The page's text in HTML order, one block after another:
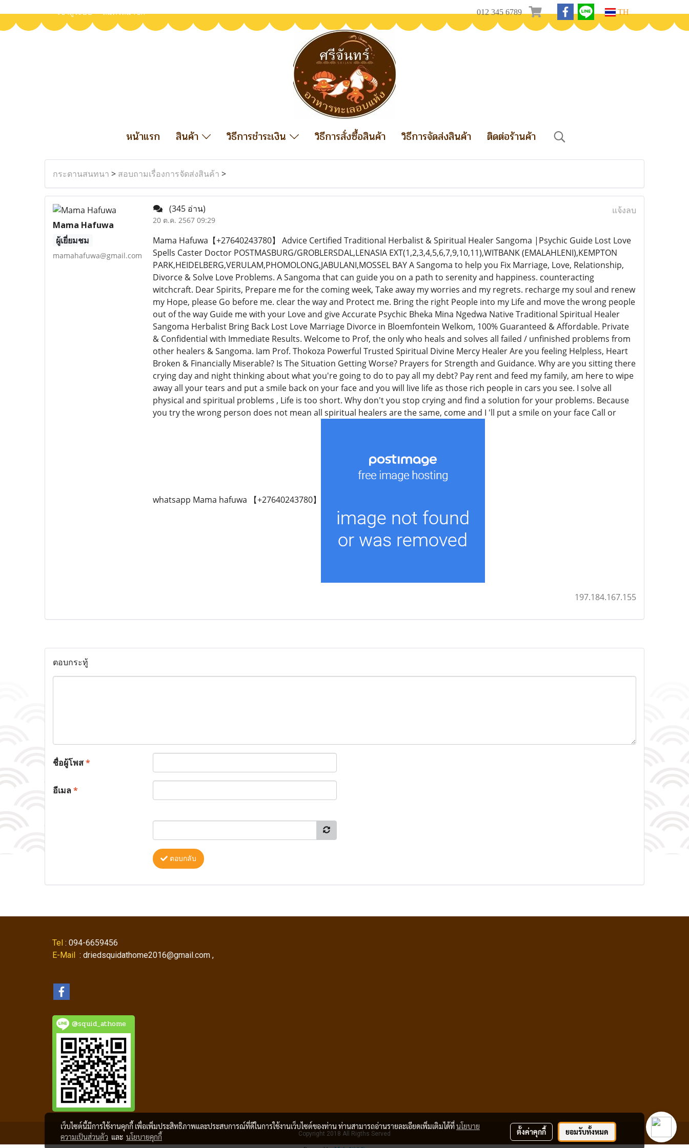
เข้าสู่ระบบ สมัครสมาชิก 012 345 6789 TH
หน้าแรก สินค้า วิธีการชำระเงิน วิธีการสั่งซื้อสินค้า วิธีการจัดส่งสินค้า ติดต่อร้านค้า
กระดานสนทนา > สอบถามเรื่องการจัดส่งสินค้า >
Mama Hafuwa
ผู้เยี่ยมชม
mamahafuwa@gmail.com
(345 อ่าน)
20 ต.ค. 2567 09:29
แจ้งลบ
Mama Hafuwa【+27640243780】 Advice Certified Traditional Herbalist & Spiritual Healer Sangoma |Psychic Guide Lost Love
Spells Caster Doctor POSTMASBURG/GROBLERSDAL,LENASIA EXT(1,2,3,4,5,6,7,9,10,11),WITBANK (EMALAHLENI),KEMPTON
PARK,HEIDELBERG,VERULAM,PHOMOLONG,JABULANI,MOSSEL BAY A Sangoma to help you Fix Marriage, Love, Relationship,
Divorce & Solve Love Problems. A Sangoma that can guide you on a path to serenity and happiness. counteracting
witchcraft. Dear Spirits, Prepare me for the coming week, Take away my worries and my regrets. recharge my soul and renew
my Hope, please Go before me. clear the way and Protect me. Bring the right People into my Life and move the wrong people
out of the way Guide me with your Love and give Accurate Psychic Bheka Mina Ngedwa Native Traditional Spiritual Healer
Sangoma Herbalist Bring Back Lost Love Marriage Divorce in Bloemfontein Welkom, 100% Guaranteed & Affordable. Private
& Confidential with Immediate Results. Welcome to Prof, the only who heals and solves all failed / unfinished problems from
other healers & Sangoma. Iam Prof. Thokoza Powerful Trusted Spiritual Divine Mercy Healer Are you feeling Helpless, Heart
Broken & Financially Miserable? Is The Situation Getting Worse? Prayers for Strength and Guidance. Why are you sitting there
crying day and night thinking about what you're going to do to pay all my debt? Pay rent and feed my family, am here to wipe
away all your tears and put a smile back on your face and you will live life as those rich people in cars you see. I solve all
physical and spiritual problems , Life is too short. Why don't you stop crying and find a solution for your problems. Because
you try the wrong person does not mean all spiritual healers are the same, come and I 'll put a smile on your face Call or
whatsapp Mama hafuwa 【+27640243780】
197.184.167.155
ตอบกระทู้
ชื่อผู้โพส*
อีเมล*
ตอบกลับ
Tel : 094-6659456
E-Mail : driedsquidathome2016@gmail.com ,
@squid_athome
Copyright 2018 All Rigths Served
เว็บไซต์นี้มีการใช้งานคุกกี้ เพื่อเพิ่มประสิทธิภาพและประสบการณ์ที่ดีในการใช้งานเว็บไซต์ของท่าน ท่านสามารถอ่านรายละเอียดเพิ่มเติมได้ที่นโยบาย
ความเป็นส่วนตัว และ นโยบายคุกกี้
ตั้งค่าคุกกี้ ยอมรับทั้งหมด